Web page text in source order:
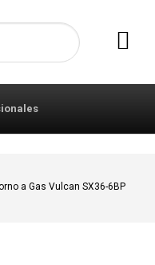
a Gas Vulcan SX36-6BP